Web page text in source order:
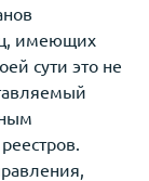
имеющих
сути это не